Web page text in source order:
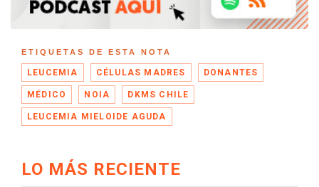
ETIQUETAS DE ESTA NOTA
LEUCEMIA CÉLULAS MADRES DONANTES
MÉDICO NOIA DKMS CHILE
LEUCEMIA MIELOIDE AGUDA
LO MÁS RECIENTE